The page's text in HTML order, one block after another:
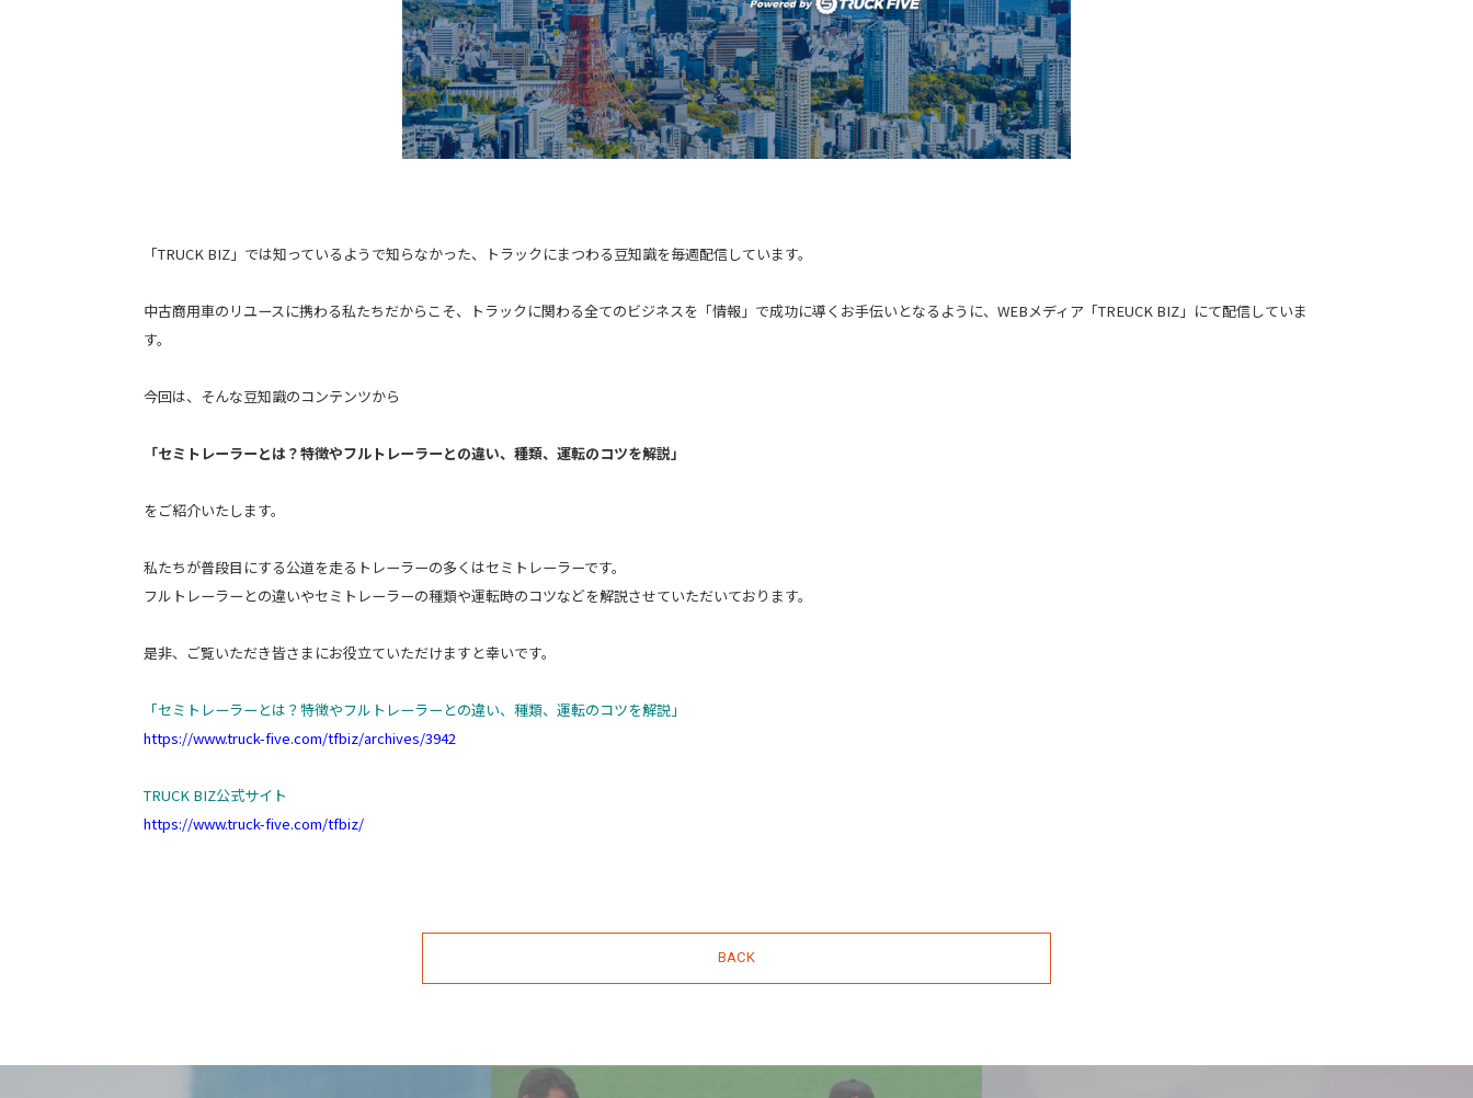
「TRUCK BIZ」では知っているようで知らなかった、トラックにまつわる豆知識を毎週配信しています。
中古商用車のリユースに携わる私たちだからこそ、トラックに関わる全てのビジネスを「情報」で成功に導くお手伝いとなるように、WEBメディア「TREUCK BIZ」にて配信していま
す。
今回は、そんな豆知識のコンテンツから
「セミトレーラーとは？特徴やフルトレーラーとの違い、種類、運転のコツを解説」
をご紹介いたします。
私たちが普段目にする公道を走るトレーラーの多くはセミトレーラーです。
フルトレーラーとの違いやセミトレーラーの種類や運転時のコツなどを解説させていただいております。
是非、ご覧いただき皆さまにお役立ていただけますと幸いです。
「セミトレーラーとは？特徴やフルトレーラーとの違い、種類、運転のコツを解説」
https://www.truck-five.com/tfbiz/archives/3942
TRUCK BIZ公式サイト
https://www.truck-five.com/tfbiz/
BACK